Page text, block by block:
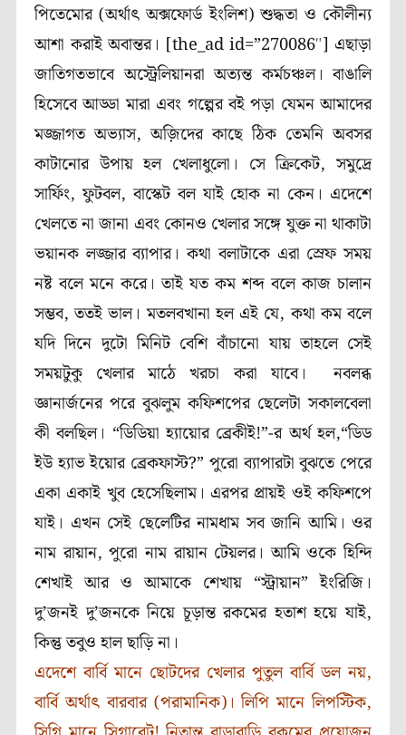
পিতেমোর (অর্থাৎ অক্সফোর্ড ইংলিশ) শুদ্ধতা ও কৌলীন্য
আশা করাই অবান্তর। [the_ad id=”270086″] এছাড়া
জাতিগতভাবে অস্ট্রেলিয়ানরা অত্যন্ত কর্মচঞ্চল। বাঙালি
হিসেবে আড্ডা মারা এবং গল্পের বই পড়া যেমন আমাদের
মজ্জাগত অভ্যাস, অজ়িদের কাছে ঠিক তেমনি অবসর
কাটানোর উপায় হল খেলাধুলো। সে ক্রিকেট, সমুদ্রে
সার্ফিং, ফুটবল, বাস্কেট বল যাই হোক না কেন। এদেশে
খেলতে না জানা এবং কোনও খেলার সঙ্গে যুক্ত না থাকাটা
ভয়ানক লজ্জার ব্যাপার। কথা বলাটাকে এরা স্রেফ সময়
নষ্ট বলে মনে করে। তাই যত কম শব্দ বলে কাজ চালান
সম্ভব, ততই ভাল। মতলবখানা হল এই যে, কথা কম বলে
যদি দিনে দুটো মিনিট বেশি বাঁচানো যায় তাহলে সেই
সময়টুকু খেলার মাঠে খরচা করা যাবে।
নবলব্ধ
জ্ঞানার্জনের পরে বুঝলুম কফিশপের ছেলেটা সকালবেলা
কী বলছিল। “ডিডিয়া হ্যায়োর ব্রেকীই!”-র অর্থ হল,“ডিড
ইউ হ্যাভ ইয়োর ব্রেকফাস্ট?” পুরো ব্যাপারটা বুঝতে পেরে
একা একাই খুব হেসেছিলাম। এরপর প্রায়ই ওই কফিশপে
যাই। এখন সেই ছেলেটির নামধাম সব জানি আমি। ওর
নাম রায়ান, পুরো নাম রায়ান টেয়লর। আমি ওকে হিন্দি
শেখাই আর ও আমাকে শেখায় “স্ট্রায়ান” ইংরিজি।
দু’জনই দু’জনকে নিয়ে চূড়ান্ত রকমের হতাশ হয়ে যাই,
কিন্তু তবুও হাল ছাড়ি না।
এদেশে বার্বি মানে ছোটদের খেলার পুতুল বার্বি ডল নয়,
বার্বি অর্থাৎ বারবার (পরামানিক)। লিপি মানে লিপস্টিক,